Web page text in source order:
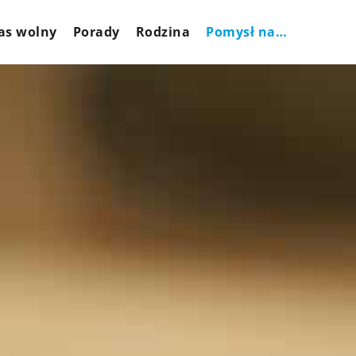
wolny Porady Rodzina Pomysł na…